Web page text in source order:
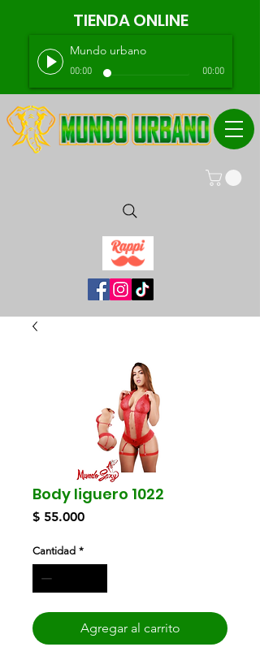
TIENDA ONLINE
Mundo urbano
00:00 00:00
Body liguero 1022
$ 55.000Precio
Cantidad *
Agregar al carrito